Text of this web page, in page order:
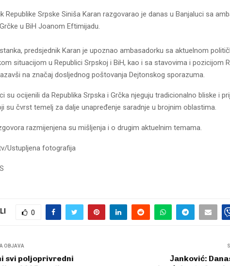
Republike Srpske Siniša Karan razgovarao je danas u Banjaluci sa
u BiH Јoanom Eftimijadu.
predsjednik Karan je upoznao ambasadorku sa aktuelnom
situacijom u Republici Srpskoj i BiH, kao i sa stavovima i pozicijom
na značaj dosljednog poštovanja Dejtonskog sporazuma.
su ocijenili da Republika Srpska i Grčka njeguju tradicionalno bliske i
su čvrst temelj za dalje unapređenje saradnje u brojnim oblastima.
razmijenjena su mišljenja i o drugim aktuelnim temama.
Ustupljena fotografija
0
OBJAVA
svi poljoprivredni
Јanković: